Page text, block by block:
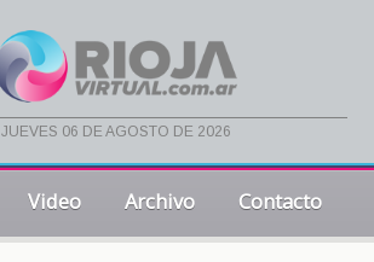
jueves 06 de agosto de 2026
Video Archivo Contacto